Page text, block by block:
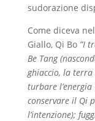
sudorazione
Come diceva nel
Giallo, Qi Bo ”I
Be Tang
ghiaccio, la
turbare
conservare il Qi
l’intenzione);